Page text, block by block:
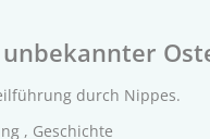
durch Nippes.
, Geschichte